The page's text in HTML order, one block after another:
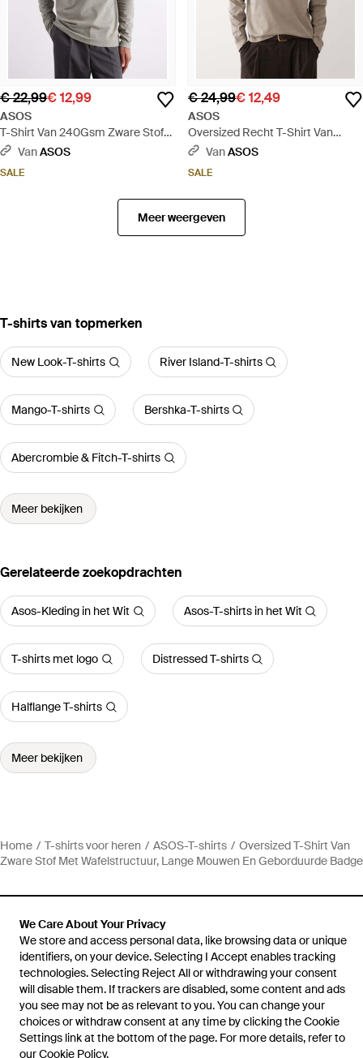
We Care About Your Privacy
We store and access personal data, like browsing data or unique
identifiers, on your device. Selecting I Accept enables tracking
technologies. Selecting Reject All or withdrawing your consent
will disable them. If trackers are disabled, some content and ads
you see may not be as relevant to you. You can change your
choices or withdraw consent at any time by clicking the Cookie
Settings link at the bottom of the page. For more details, refer to
ourCookie Policy.
€ 22,99€ 12,99
ASOS
T-Shirt Van 240Gsm Zware Stof
Met Lange Mouwen En Printdetail
VanASOS
SALE
€ 24,99€ 12,49
ASOS
Oversized Recht T-Shirt Van
Zware Stof Met Lange Mouwen -
VanASOS
SALE
Meer weergeven
‪T-shirts‬ van topmerken
New Look-T-shirts River Island-T-shirts
Mango-T-shirts Bershka-T-shirts
Abercrombie & Fitch-T-shirts
Meer bekijken
Gerelateerde zoekopdrachten
Asos-Kleding in het Wit Asos-T-shirts in het Wit
T-shirts met logo Distressed T-shirts
Halflange T-shirts
Meer bekijken
Home T-shirts voor heren ASOS-T-shirts
Oversized T-Shirt Van
Zware Stof Met Wafelstructuur, Lange Mouwen En Geborduurde Badge
Hulp en informatie